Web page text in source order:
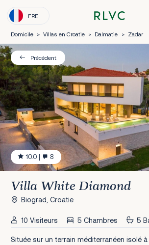
FRE
Domicile > Villas en Croatie > Dalmatie > Zadar
Précédent
10.0 | 8
Villa White Diamond
Biograd, Croatie
10 Visiteurs 5 Chambres 5
Située sur un terrain méditerranéen isolé